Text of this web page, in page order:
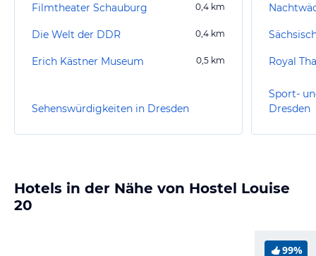
Filmtheater Schauburg 0,4 km
Die Welt der DDR 0,4 km
Erich Kästner Museum 0,5 km
Sehenswürdigkeiten in Dresden
Royal
Sport-
Dresden
Hotels in der Nähe von Hostel Louise
20
99%